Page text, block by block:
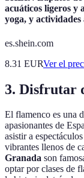
acuáticos ligeros y
yoga, y actividades
es.shein.com
8.31 EURVer el
3. Disfrutar
El flamenco es una
apasionantes de
asistir a
vibrantes llenos de
Granada son
optar por clases de